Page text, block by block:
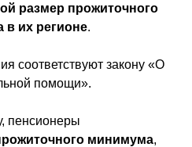
размер прожиточного
их регионе.
соответствуют закону «О
помощи».
пенсионеры
минимума,